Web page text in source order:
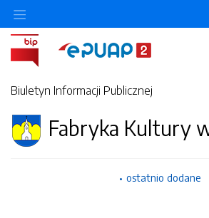
Biuletyn Informacji Publicznej
Fabryka Kultury
ostatnio dodane